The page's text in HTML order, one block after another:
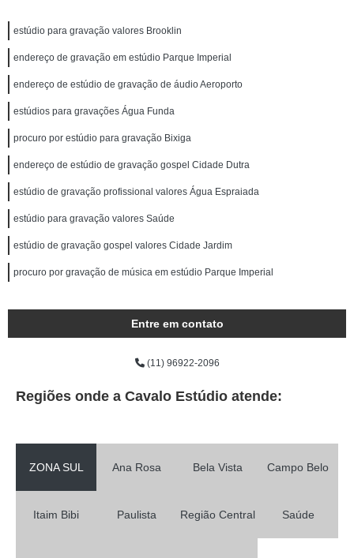
estúdio para gravação valores Brooklin
endereço de gravação em estúdio Parque Imperial
endereço de estúdio de gravação de áudio Aeroporto
estúdios para gravações Água Funda
procuro por estúdio para gravação Bixiga
endereço de estúdio de gravação gospel Cidade Dutra
estúdio de gravação profissional valores Água Espraiada
estúdio para gravação valores Saúde
estúdio de gravação gospel valores Cidade Jardim
procuro por gravação de música em estúdio Parque Imperial
Entre em contato
(11) 96922-2096
Regiões onde a Cavalo Estúdio atende:
ZONA SUL Ana Rosa Bela Vista Campo Belo
Itaim Bibi Paulista Região Central Saúde